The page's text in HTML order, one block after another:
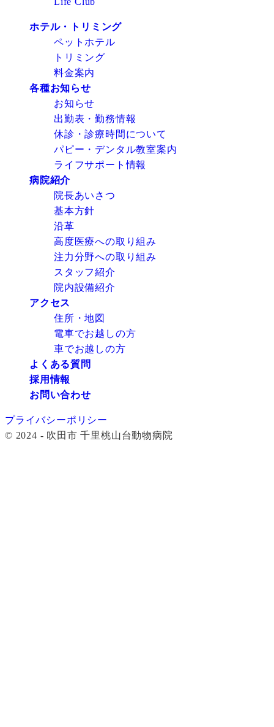
ホテル・トリミング
ペットホテル
トリミング
料金案内
各種お知らせ
お知らせ
出勤表・勤務情報
休診・診療時間について
パピー・デンタル教室案内
ライフサポート情報
病院紹介
院長あいさつ
基本方針
沿革
高度医療への取り組み
注力分野への取り組み
スタッフ紹介
院内設備紹介
アクセス
住所・地図
電車でお越しの方
車でお越しの方
よくある質問
採用情報
お問い合わせ
プライバシーポリシー
© 2024 - 吹田市 千里桃山台動物病院